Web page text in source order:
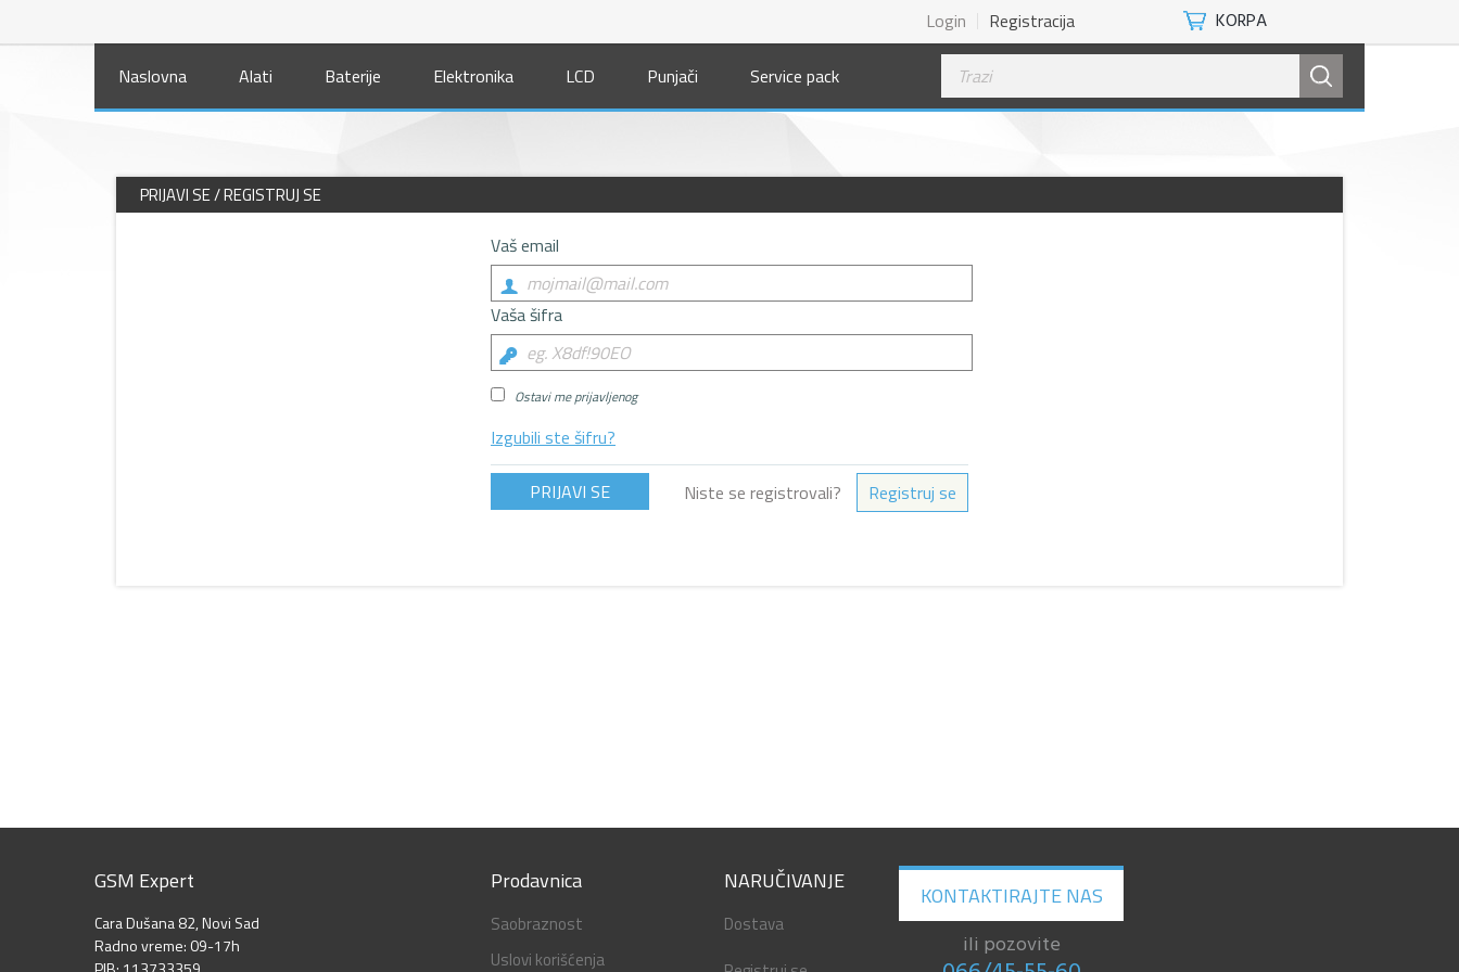
KORPA
Login Registracija
Naslovna Alati Baterije Elektronika LCD Punjači Service pack
PRIJAVI SE / REGISTRUJ SE
Vaš email
Vaša šifra
Ostavi me prijavljenog
Izgubili ste šifru?
Niste se registrovali? Registruj se
GSM Expert
Cara Dušana 82, Novi Sad
Radno vreme: 09-17h
Prodavnica
Saobraznost
Uslovi korišćenja
NARUČIVANJE
Dostava
KONTAKTIRAJTE NAS
ili pozovite